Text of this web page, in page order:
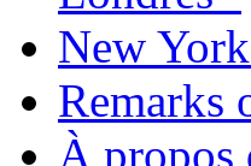
New
Remarks
À propos